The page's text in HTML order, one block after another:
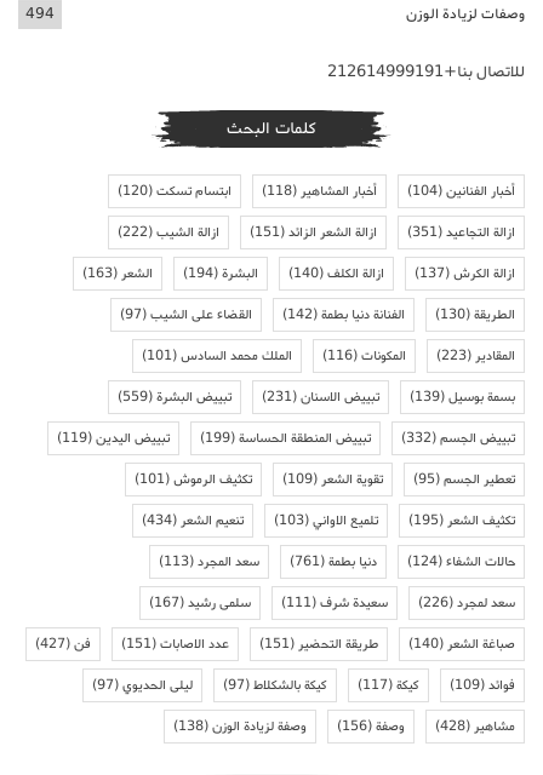
وصفات لزيادة الوزن 494
للاتصال بنا+212614999191
كلمات البحث
أخبار الفنانين(104) أخبار المشاهير(118) ابتسام تسكت(120)
ازالة التجاعيد(351) ازالة الشعر الزائد(151) ازالة الشيب(222)
ازالة الكرش(137) ازالة الكلف(140) البشرة(194) الشعر(163)
الطريقة(130) الفنانة دنيا بطمة(142) القضاء على الشيب(97)
المقادير(223) المكونات(116) الملك محمد السادس(101)
بسمة بوسيل(139) تبييض الاسنان(231) تبييض البشرة(559)
تبييض الجسم(332) تبييض المنطقة الحساسة(199) تبييض اليدين(119)
تعطير الجسم(95) تقوية الشعر(109) تكثيف الرموش(101)
تكثيف الشعر(195) تلميع الاواني(103) تنعيم الشعر(434)
حالات الشفاء(124) دنيا بطمة(761) سعد المجرد(113)
سعد لمجرد(226) سعيدة شرف(111) سلمى رشيد(167)
صباغة الشعر(140) طريقة التحضير(151) عدد الاصابات(151) فن(427)
فوائد(109) كيكة(117) كيكة بالشكلاط(97) ليلى الحديوي(97)
مشاهير(428) وصفة(156) وصفة لزيادة الوزن(138)